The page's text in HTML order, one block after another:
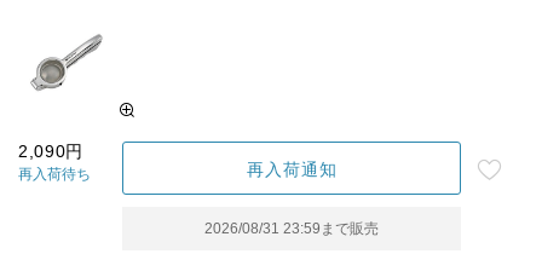
2,090円
再入荷待ち 再入荷通知
2026/08/31 23:59 まで販売